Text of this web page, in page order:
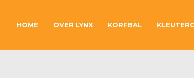
HOME OVER LYNX KORFBAL